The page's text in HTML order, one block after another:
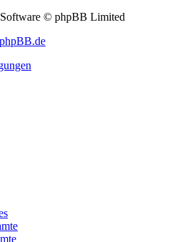
© phpBB Limited
phpBB.de